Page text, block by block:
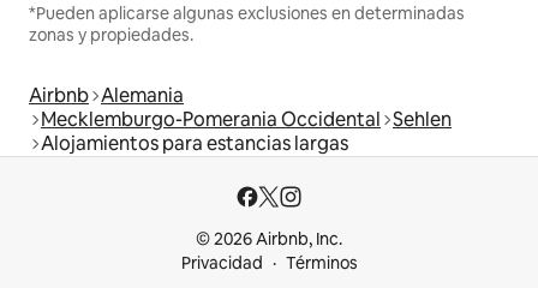
*Pueden aplicarse algunas exclusiones en determinadas
zonas y propiedades.
Airbnb Alemania
Mecklemburgo-Pomerania Occidental Sehlen
Alojamientos para estancias largas
© 2026 Airbnb, Inc.
Privacidad
Términos